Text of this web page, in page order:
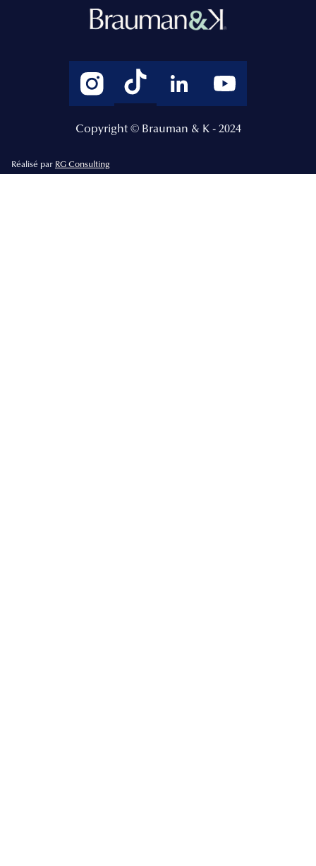
Copyright © Brauman & K - 2024
Réalisé par RG Consulting